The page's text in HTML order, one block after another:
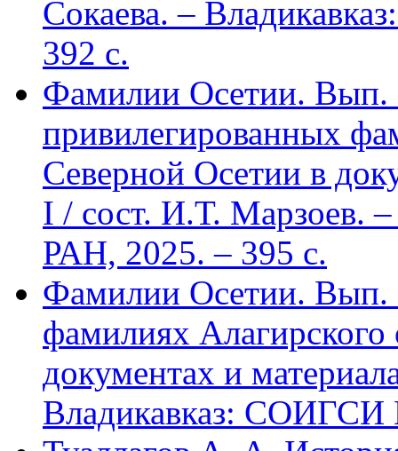
Сокаева. –
392 c.
Фамилии Осетии. Вып.
привилегированных
Северной Осетии в
I / сост. И.Т. Марзоев.
РАН, 2025. – 395 с.
Фамилии Осетии. Вып.
фамилиях
документах и
Владикавказ: